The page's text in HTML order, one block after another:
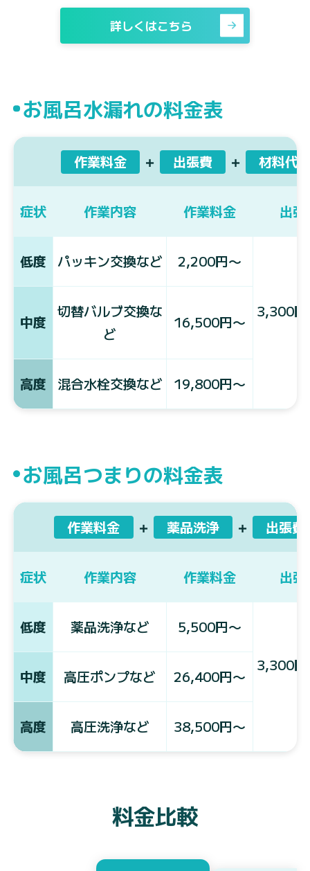
詳しくはこちら
お風呂水漏れの料金表
作業料金 ＋ 出張費 ＋ 材料代
症状 作業内容 作業料金 出
低度 パッキン交換など 2,200円〜
3,300
中度
切替バルブ交換な
ど
16,500円〜
高度 混合水栓交換など 19,800円〜
お風呂つまりの料金表
作業料金 ＋ 薬品洗浄 ＋ 出張費
症状 作業内容 作業料金 出
低度 薬品洗浄など
5,500円〜
3,300
中度 高圧ポンプなど 26,400円〜
高度 高圧洗浄など 38,500円〜
料金比較